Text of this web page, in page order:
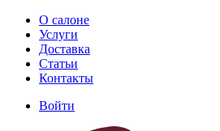
Перейти
основному
содержанию
Основная
навигация
О салоне
Услуги
Доставка
Статьи
Контакты
Войти